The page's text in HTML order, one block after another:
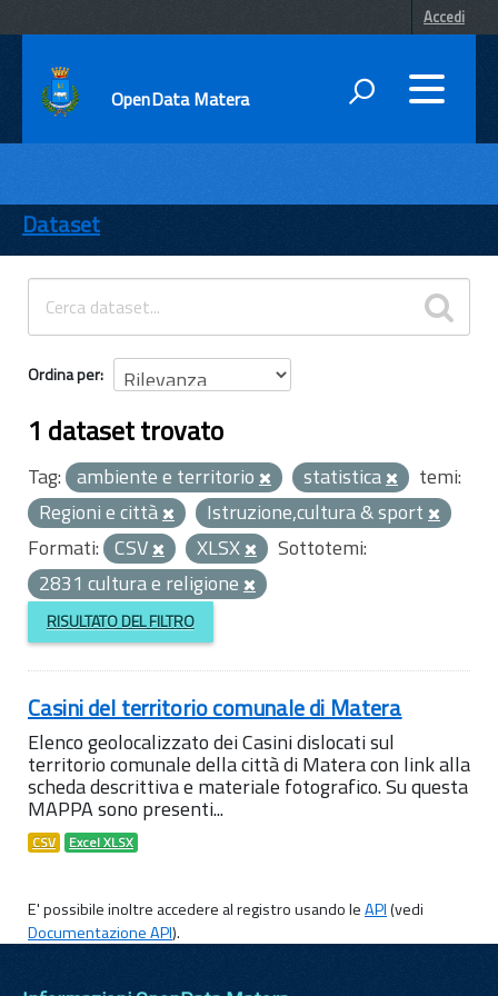
Accedi
OpenData Matera
ENTI
TEMI
INFORMAZIONI
Dataset
Ordina per
1 dataset trovato
Tag: ambiente e territorio statistica
temi:
Regioni e città
Istruzione,cultura & sport
Formati: CSV XLSX
Sottotemi:
2831 cultura e religione
RISULTATO DEL FILTRO
Casini del territorio comunale di Matera
Elenco geolocalizzato dei Casini dislocati sul
territorio comunale della città di Matera con link alla
scheda descrittiva e materiale fotografico. Su questa
MAPPA sono presenti...
CSV Excel XLSX
E' possibile inoltre accedere al registro usando leAPI(vedi
Documentazione API).